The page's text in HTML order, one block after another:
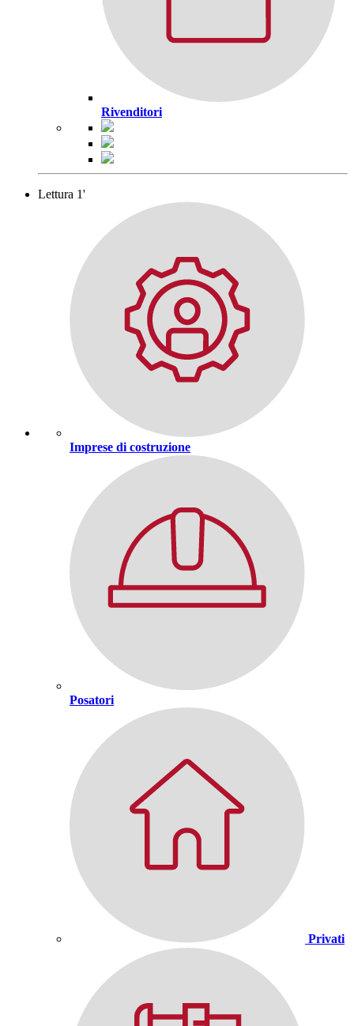
Rivenditori
Lettura 1'
Imprese di costruzione
Posatori
Privati